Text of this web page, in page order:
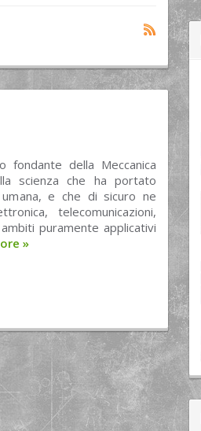
fondante della Meccanica
scienza che ha portato
e che di sicuro ne
telecomunicazioni,
puramente applicativi
»